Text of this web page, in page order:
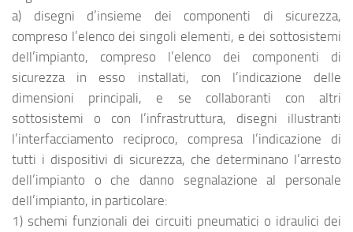
a) disegni d’insieme dei componenti di sicurezza,
compreso l’elenco dei singoli elementi, e dei sottosistemi
dell’impianto, compreso l’elenco dei componenti di
sicurezza in esso installati, con l’indicazione delle
dimensioni principali, e se collaboranti con altri
sottosistemi o con l’infrastruttura, disegni illustranti
l’interfacciamento reciproco, compresa l’indicazione di
tutti i dispositivi di sicurezza, che determinano l’arresto
dell’impianto o che danno segnalazione al personale
dell’impianto, in particolare:
1) schemi funzionali dei circuiti pneumatici o idraulici dei